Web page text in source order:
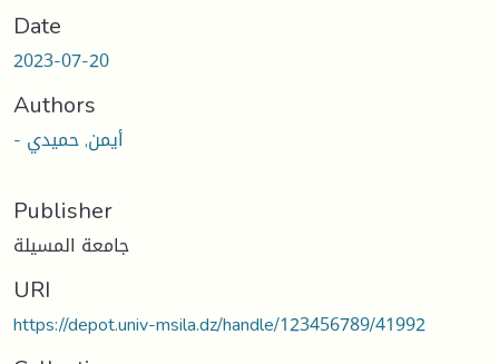
Date
2023-07-20
Authors
- أيمن, حميدي
Publisher
جامعة المسيلة
URI
https://depot.univ-msila.dz/handle/123456789/41992